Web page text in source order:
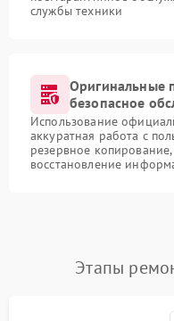
службы техники
Оригинальные
безопасное
Использование
аккуратная работа с
резервное
восстановление
Этапы